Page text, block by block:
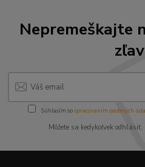
Nepremeškajte
Súhlasím sospracovaním osobných
Môžete sa kedykoľvek